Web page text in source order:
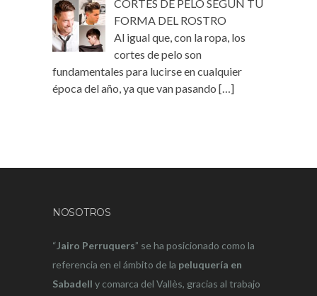
CORTES DE PELO SEGÚN TU
FORMA DEL ROSTRO
Al igual que, con la ropa, los
cortes de pelo son
fundamentales para lucirse en cualquier
época del año, ya que van pasando […]
NOSOTROS
“Jairo Perruquers” se ha posicionado como la
referencia en el ámbito de la peluquería en
Sabadell y comarca del Vallès, gracias al trabajo